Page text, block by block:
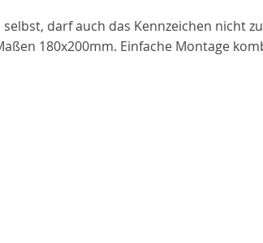
darf auch das Kennzeichen nicht
180x200mm. Einfache Montage